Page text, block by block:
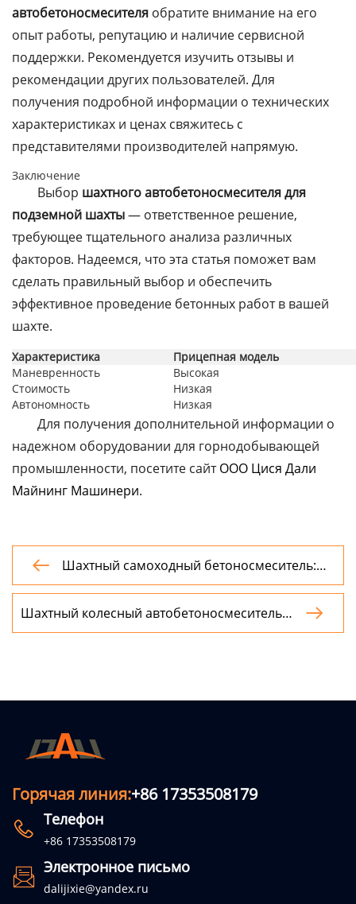
автобетоносмесителя обратите внимание на его
опыт работы, репутацию и наличие сервисной
поддержки. Рекомендуется изучить отзывы и
рекомендации других пользователей. Для
получения подробной информации о технических
характеристиках и ценах свяжитесь с
представителями производителей напрямую.
Заключение
Выбор шахтного автобетоносмесителя для
подземной шахты— ответственное решение,
требующее тщательного анализа различных
факторов. Надеемся, что эта статья поможет вам
сделать правильный выбор и обеспечить
эффективное проведение бетонных работ в вашей
шахте.
Характеристика
Прицепная модель
Маневренность
Высокая
Стоимость
Низкая
Автономность
Низкая
Для получения дополнительной информации о
надежном оборудовании для горнодобывающей
промышленности, посетите сайтООО Цися Дали
Майнинг Машинери.

Шахтный самоходный бетоносмеситель:
Полное руководство
Шахтный колесный автобетоносмеситель:
Полное руководство

Горячая линия:+86 17353508179
 Телефон
+86 17353508179
 Электронное письмо
dalijixie@yandex.ru